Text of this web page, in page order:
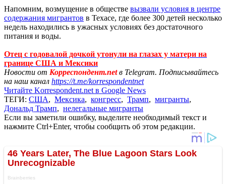
Напомним, возмущение в обществе вызвали условия в центре
содержания мигрантов в Техасе, где более 300 детей несколько
недель находились в ужасных условиях без достаточного
питания и воды.
Отец с годовалой дочкой утонули на глазах у матери на
границе США и Мексики
Новости от Корреспондент.netв Telegram. Подписывайтесь
на наш канал https://t.me/korrespondentnet
Читайте Korrespondent.net в Google News
ТЕГИ: США, Мексика, конгресс, Трамп, мигранты,
Дональд Трамп, нелегальные мигранты
Если вы заметили ошибку, выделите необходимый текст и
нажмите Ctrl+Enter, чтобы сообщить об этом редакции.